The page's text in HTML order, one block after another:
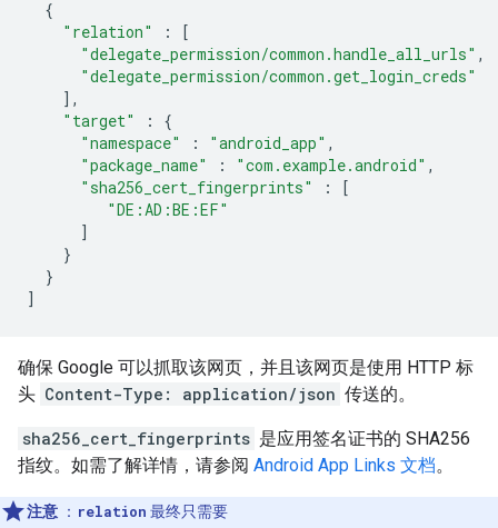
{
"relation"
:
[
"delegate_permission/common.handle_all_urls" ,
"delegate_permission/common.get_login_creds"
],
"target"
:
{
"namespace"
: "android_app" ,
"package_name"
: "com.example.android" ,
"sha256_cert_fingerprints"
:
[
"DE:AD:BE:EF"
]
}
}
]
确保 Google 可以抓取该网页，并且该网页是使用 HTTP 标
头 Content-Type: application/json 传送的。
sha256_cert_fingerprints 是应用签名证书的 SHA256
指纹。如需了解详情，请参阅 Android App Links 文档。
注意 ： relation 最终只需要